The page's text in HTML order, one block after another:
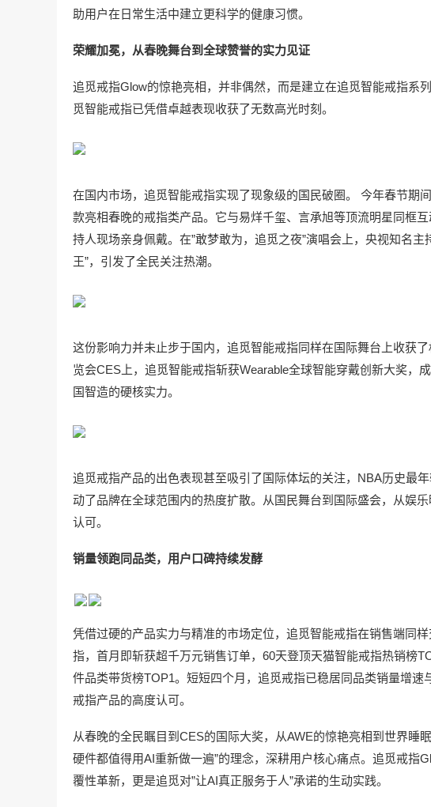
助用户在日常生活中建立更科学的健康习惯。
荣耀加冕，从春晚舞台到全球赞誉的实力见证
追觅戒指Glow的惊艳亮相，并非偶然，而是建立在追觅智能戒指系
觅智能戒指已凭借卓越表现收获了无数高光时刻。
在国内市场，追觅智能戒指实现了现象级的国民破圈。 今年春节期
款亮相春晚的戒指类产品。它与易烊千玺、言承旭等顶流明星同框
持人现场亲身佩戴。在”敢梦敢为，追觅之夜”演唱会上，央视知名
王”，引发了全民关注热潮。
这份影响力并未止步于国内，追觅智能戒指同样在国际舞台上收获
览会CES上，追觅智能戒指斩获Wearable全球智能穿戴创新大奖，
国智造的硬核实力。
追觅戒指产品的出色表现甚至吸引了国际体坛的关注，NBA历史最
动了品牌在全球范围内的热度扩散。从国民舞台到国际盛会，从娱
认可。
销量领跑同品类，用户口碑持续发酵
凭借过硬的产品实力与精准的市场定位，追觅智能戒指在销售端同
指，首月即斩获超千万元销售订单，60天登顶天猫智能戒指热销榜
件品类带货榜TOP1。短短四个月，追觅戒指已稳居同品类销量增
戒指产品的高度认可。
从春晚的全民瞩目到CES的国际大奖，从AWE的惊艳亮相到世界睡
硬件都值得用AI重新做一遍”的理念，深耕用户核心痛点。追觅戒指
覆性革新，更是追觅对”让AI真正服务于人”承诺的生动实践。